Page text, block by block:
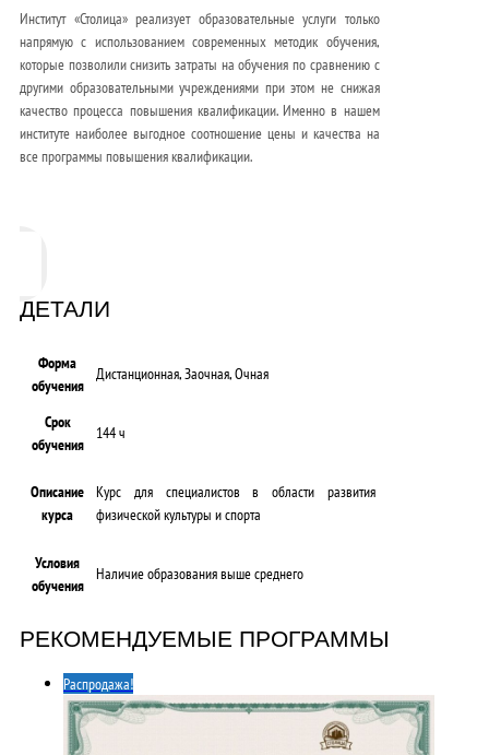
Институт «Столица» реализует образовательные услуги только
напрямую с использованием современных методик обучения,
которые позволили снизить затраты на обучения по сравнению с
другими образовательными учреждениями при этом не снижая
качество процесса повышения квалификации. Именно в нашем
институте наиболее выгодное соотношение цены и качества на
все программы повышения квалификации.
ДЕТАЛИ
Форма
обучения
Дистанционная, Заочная, Очная
Срок
обучения
144 ч
Описание
курса
Курс для специалистов в области развития
физической культуры и спорта
Условия
обучения
Наличие образования выше среднего
РЕКОМЕНДУЕМЫЕ ПРОГРАММЫ
Распродажа!